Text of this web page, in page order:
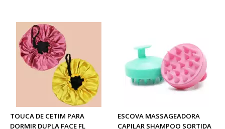
TOUCA DE CETIM PARA
DORMIR DUPLA FACE FL
ESCOVA MASSAGEADORA
CAPILAR SHAMPOO SORTIDA